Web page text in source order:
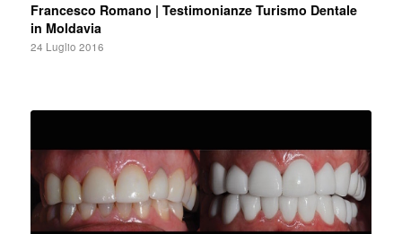
Francesco Romano | Testimonianze Turismo Dentale
in Moldavia
24 Luglio 2016